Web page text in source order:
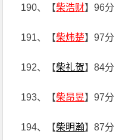
190、【柴浩财】96分
191、【柴炜楚】97分
192、【柴礼贺】84分
193、【柴昂昱】97分
194、【柴明瀚】87分